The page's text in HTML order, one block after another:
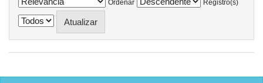
Ordenar
Registro(s)